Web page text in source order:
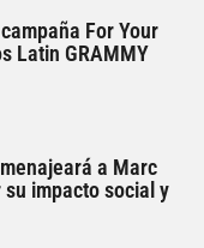
For Your
Latin GRAMMY
a Marc
impacto social y